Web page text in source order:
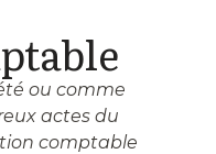
ou comme
actes du
comptable